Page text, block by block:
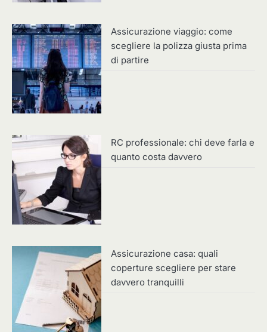
Assicurazione viaggio: come
scegliere la polizza giusta prima
di partire
RC professionale: chi deve farla e
quanto costa davvero
Assicurazione casa: quali
coperture scegliere per stare
davvero tranquilli